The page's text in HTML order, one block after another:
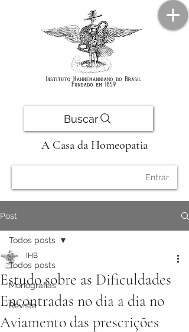
Buscar
A Casa da Homeopatia
Entrar
Post
Todos posts
Monografias
Revista
Todos posts
Estudo sobre as Dificuldades
Encontradas no dia a dia no
Aviamento das prescrições
IHB